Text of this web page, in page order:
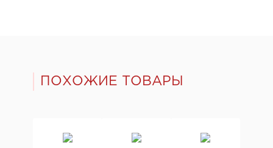
ПОХОЖИЕ ТОВАРЫ